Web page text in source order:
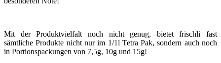
Mit der Produktvielfalt noch nicht genug, bietet frischli fast
sämtliche Produkte nicht nur im 1/1l Tetra Pak, sondern auch noch
in Portionspackungen von 7,5g, 10g und 15g!